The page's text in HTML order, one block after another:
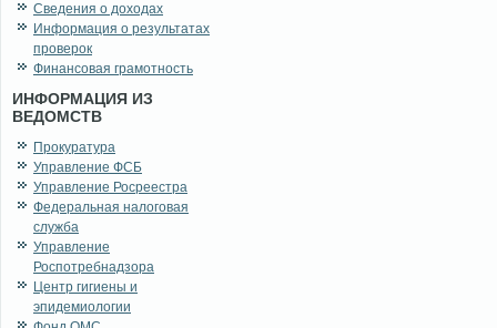
Сведения о доходах
Информация о результатах
проверок
Финансовая грамотность
ИНФОРМАЦИЯ ИЗ
ВЕДОМСТВ
Прокуратура
Управление ФСБ
Управление Росреестра
Федеральная налоговая
служба
Управление
Роспотребнадзора
Центр гигиены и
эпидемиологии